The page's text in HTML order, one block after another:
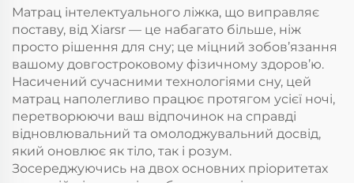
Матрац інтелектуального ліжка, що виправляє
поставу, від Xiarsr — це набагато більше, ніж
просто рішення для сну; це міцний зобов’язання
вашому довгостроковому фізичному здоров’ю.
Насичений сучасними технологіями сну, цей
матрац наполегливо працює протягом усієї ночі,
перетворюючи ваш відпочинок на справді
відновлювальний та омолоджувальний досвід,
який оновлює як тіло, так і розум.
Зосереджуючись на двох основних пріоритетах